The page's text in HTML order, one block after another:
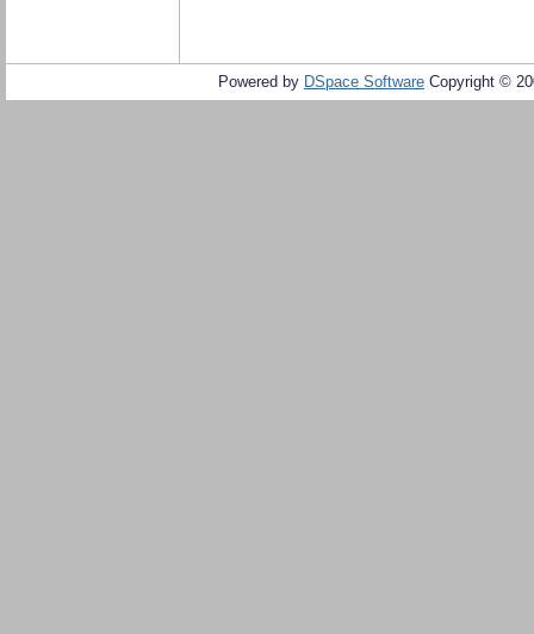
Powered by DSpace Software Copyright ©